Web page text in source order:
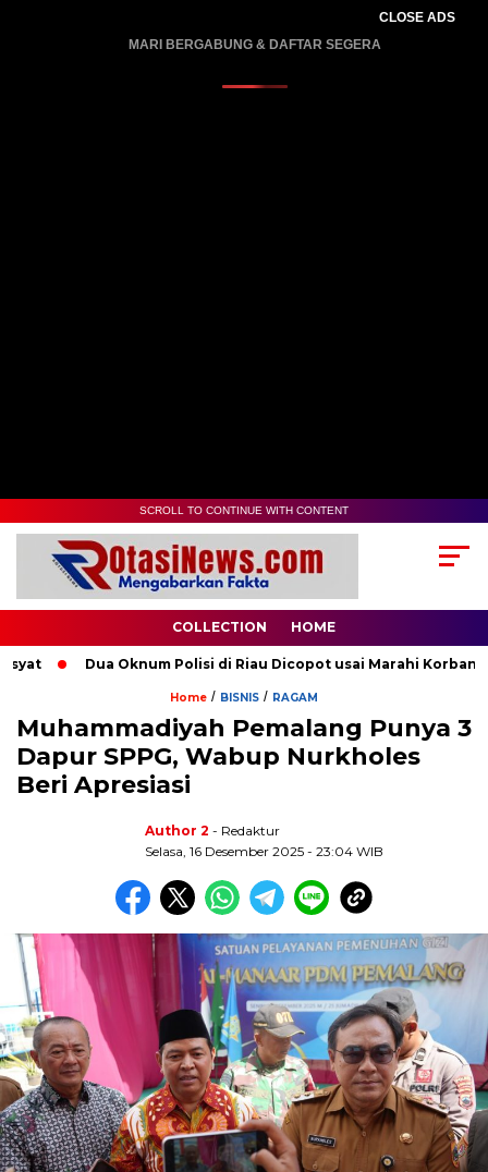
CLOSE ADS
MARI BERGABUNG & DAFTAR SEGERA
SCROLL TO CONTINUE WITH CONTENT
COLLECTION HOME
Dua Oknum Polisi di Riau Dicopot usai Marahi Korban
Home / BISNIS / RAGAM
Muhammadiyah Pemalang Punya 3
Dapur SPPG, Wabup Nurkholes
Beri Apresiasi
Author 2 - Redaktur
Selasa, 16 Desember 2025 - 23:04 WIB